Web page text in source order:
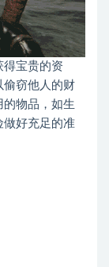
得宝贵的资
偷窃他人的财
物品，如生
做好充足的准